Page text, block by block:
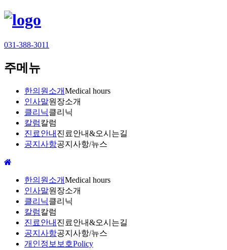
031-388-3011
주메뉴
한의원소개Medical hours
인사말원장소개
클리닉클리닉
칼럼칼럼
진료안내 진료안내&오시는길
공지사항공지사항/뉴스
한의원소개Medical hours
인사말원장소개
클리닉클리닉
칼럼칼럼
진료안내 진료안내&오시는길
공지사항공지사항/뉴스
개인정보보호Policy